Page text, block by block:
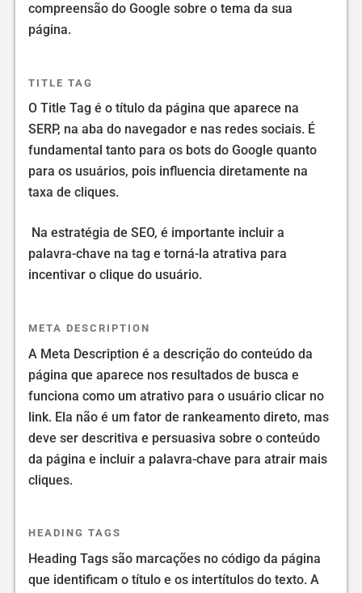
compreensão do Google sobre o tema da sua
página.
TITLE TAG
O Title Tag é o título da página que aparece na
SERP, na aba do navegador e nas redes sociais. É
fundamental tanto para os bots do Google quanto
para os usuários, pois influencia diretamente na
taxa de cliques.
Na estratégia de SEO, é importante incluir a
palavra-chave na tag e torná-la atrativa para
incentivar o clique do usuário.
META DESCRIPTION
A Meta Description é a descrição do conteúdo da
página que aparece nos resultados de busca e
funciona como um atrativo para o usuário clicar no
link. Ela não é um fator de rankeamento direto, mas
deve ser descritiva e persuasiva sobre o conteúdo
da página e incluir a palavra-chave para atrair mais
cliques.
HEADING TAGS
Heading Tags são marcações no código da página
que identificam o título e os intertítulos do texto. A